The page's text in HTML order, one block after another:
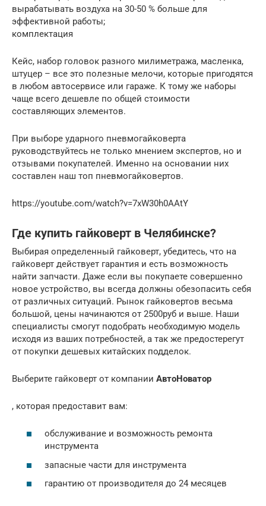
вырабатывать воздуха на 30-50 % больше для
эффективной работы;
комплектация
Кейс, набор головок разного милиметража, масленка,
штуцер – все это полезные мелочи, которые пригодятся
в любом автосервисе или гараже. К тому же наборы
чаще всего дешевле по общей стоимости
составляющих элементов.
При выборе ударного пневмогайковерта
руководствуйтесь не только мнением экспертов, но и
отзывами покупателей. Именно на основании них
составлен наш топ пневмогайковертов.
https://youtube.com/watch?v=7xW30h0AAtY
Где купить гайковерт в Челябинске?
Выбирая определенный гайковерт, убедитесь, что на
гайковерт действует гарантия и есть возможность
найти запчасти. Даже если вы покупаете совершенно
новое устройство, вы всегда должны обезопасить себя
от различных ситуаций. Рынок гайковертов весьма
большой, цены начинаются от 2500руб и выше. Наши
специалисты смогут подобрать необходимую модель
исходя из ваших потребностей, а так же предостерегут
от покупки дешевых китайских подделок.
Выберите гайковерт от компании АвтоНоватор
, которая предоставит вам:
обслуживание и возможность ремонта
инструмента
запасные части для инструмента
гарантию от производителя до 24 месяцев